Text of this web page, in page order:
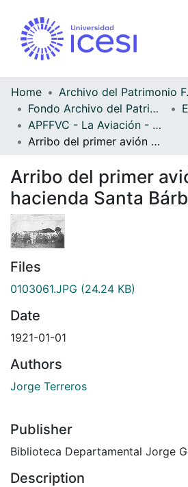
Home
Archivo
Fondo Archivo del Patrimonio Fotográfico y Fílmico del Valle del Cauca
APFFVC - La Aviación - Patrimonial
Arribo del primer avión a la hacienda Santa Bárbara
Arribo del primer
hacienda Santa
Files
0103061.JPG (24.24 KB)
Date
1921-01-01
Authors
Jorge Terreros
Publisher
Biblioteca Departamental Jorge
Description